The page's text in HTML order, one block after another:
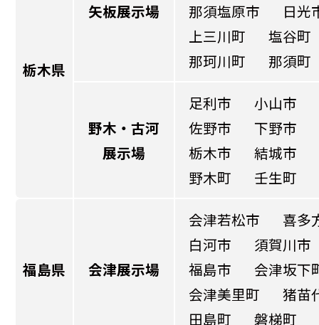
栃木県
矢板展示場
那須塩原市
日光
上三川町
塩谷町
那珂川町
那須町
野木・古河
展示場
足利市
小山市
佐野市
下野市
栃木市
結城市
野木町
壬生町
福島県 会津展示場
会津若松市
喜多
白河市
須賀川市
福島市
会津坂下
会津美里町
猪苗
田島町
磐梯町